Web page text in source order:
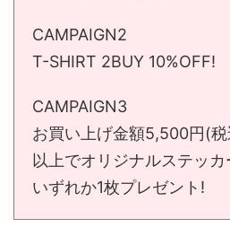
CAMPAIGN2
T-SHIRT 2BUY 10%OFF!
CAMPAIGN3
お買い上げ金額5,500円(税
以上でオリジナルステッカ
いずれか1枚プレゼント!